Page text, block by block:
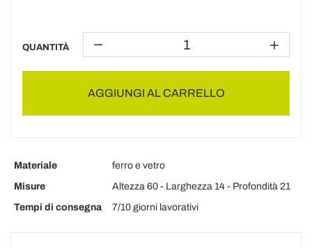
QUANTITÀ
AGGIUNGI AL CARRELLO
Materiale
ferro e vetro
Misure
Altezza 60 - Larghezza 14 - Profondità 21
Tempi di consegna
7/10 giorni lavorativi